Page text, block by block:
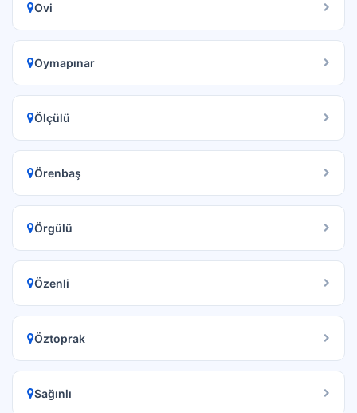
Ovi
Oymapınar
Ölçülü
Örenbaş
Örgülü
Özenli
Öztoprak
Sağınlı